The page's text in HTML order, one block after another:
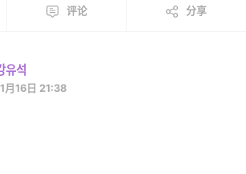
评论 分享
유석
月16日 21:38